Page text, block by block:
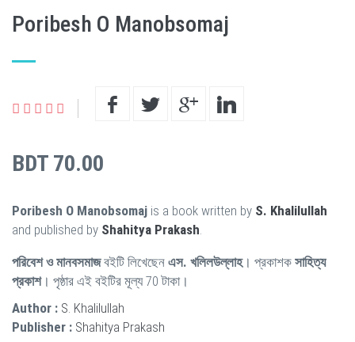
Poribesh O Manobsomaj
BDT 70.00
Poribesh O Manobsomaj is a book written by S. Khalilullah
and published by Shahitya Prakash
পরিবেশ ও মানবসমাজবইটি লিখেছেন এস. খলিলউল্লাহ। প্রকাশক সাহিত্য
প্রকাশ। পৃষ্ঠার এই বইটির মূল্য 70 টাকা।
Author : S. Khalilullah
Publisher : Shahitya Prakash